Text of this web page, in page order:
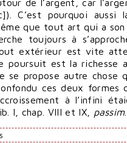
de l’argent, car
C’est pourquoi
que tout art qui a
toujours à
extérieur est vite
poursuit est la richesse
se propose autre chose
ces deux
à l’infini
I, chap. VIII et IX, passim